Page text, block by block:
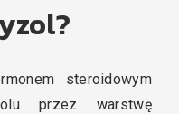
steroidowym
przez warstwę